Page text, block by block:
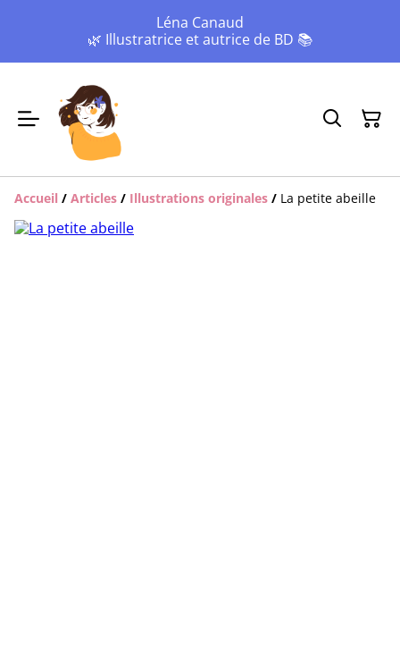
Léna Canaud
🌿 Illustratrice et autrice de BD 📚
Accueil / Articles / Illustrations originales / La petite abeille